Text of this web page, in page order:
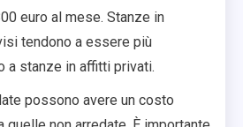
euro al mese. Stanze in
tendono a essere più
a stanze in affitti privati.
possono avere un costo